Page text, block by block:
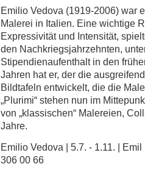
Emilio Vedova (1919-2006) war
Malerei in Italien. Eine wichtige
Expressivität und Intensität,
den Nachkriegsjahrzehnten,
Stipendienaufenthalt in den
Jahren hat er, der die
Bildtafeln entwickelt, die die
„Plurimi“ stehen nun im
von „klassischen“ Malereien,
Jahre.
Emilio Vedova | 5.7. - 1.11. |
306 00 66